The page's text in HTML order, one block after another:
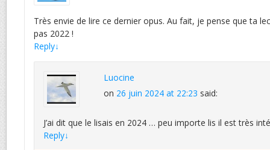
Très envie de lire ce dernier opus. Au fait, je pense que ta
pas 2022 !
Reply↓
Luocine
on 26 juin 2024 at 22:23 said:
J’ai dit que le lisais en 2024 … peu importe lis il est très
Reply↓